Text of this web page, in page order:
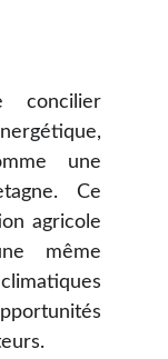
concilier
une
Ce
agricole
même